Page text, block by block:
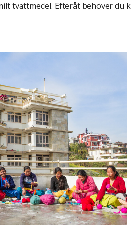
tvättmedel. Efteråt behöver